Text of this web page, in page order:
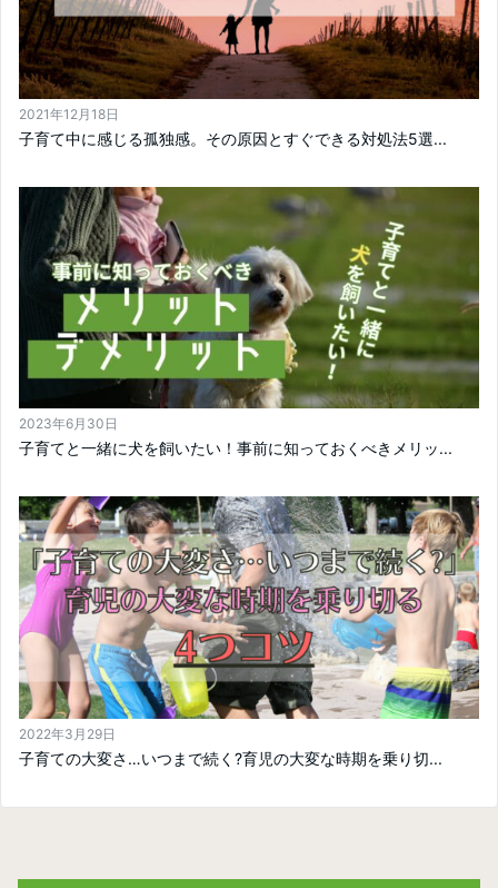
2021年12月18日
子育て中に感じる孤独感。その原因とすぐできる対処法5選...
2023年6月30日
子育てと一緒に犬を飼いたい！事前に知っておくべきメリッ...
2022年3月29日
子育ての大変さ…いつまで続く?育児の大変な時期を乗り切...